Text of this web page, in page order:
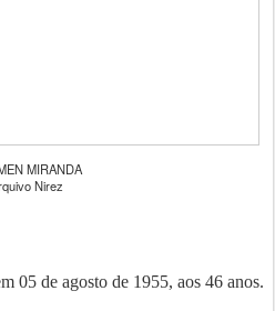
MIRANDA
Nirez
05 de agosto de 1955, aos 46 anos.